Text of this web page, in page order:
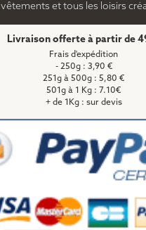
vêtements et tous les loisirs
Livraison offerte à partir de
Frais d'expédition
- 250g : 3,90 €
251g à 500g : 5,80 €
501g à 1 Kg : 7.10€
+ de 1Kg : sur devis